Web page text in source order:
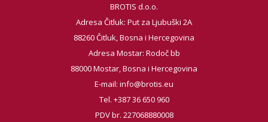
BROTIS d.o.o.
Adresa Čitluk: Put za Ljubuški 2A
88260 Čitluk, Bosna i Hercegovina
Adresa Mostar: Rodoč bb
88000 Mostar, Bosna i Hercegovina
E-mail: info@brotis.eu
Tel. +387 36 650 960
PDV br. 227068880008